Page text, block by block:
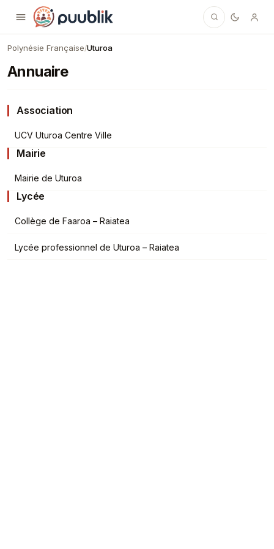
Puublik
Polynésie Française/Uturoa
Annuaire
Association
UCV Uturoa Centre Ville
Mairie
Mairie de Uturoa
Lycée
Collège de Faaroa – Raiatea
Lycée professionnel de Uturoa – Raiatea